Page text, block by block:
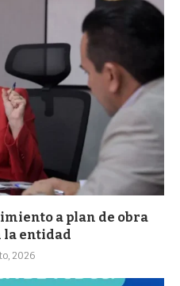
a plan de obra
la entidad
2026